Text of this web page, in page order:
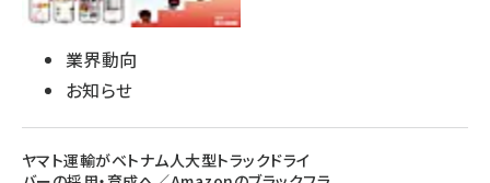
業界動向
お知らせ
ヤマト運輸がベトナム人大型トラックドライ